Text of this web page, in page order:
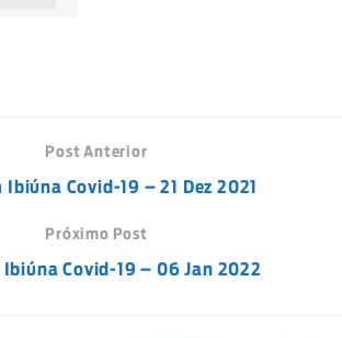
Post Anterior
Covid-19 – 21 Dez 2021
Próximo Post
Covid-19 – 06 Jan 2022